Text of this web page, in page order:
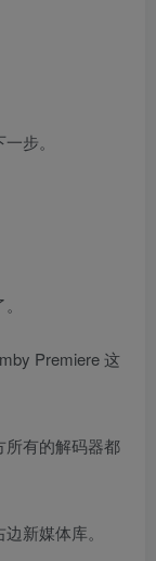
步。
Premiere 这
所有的解码器都
新媒体库。